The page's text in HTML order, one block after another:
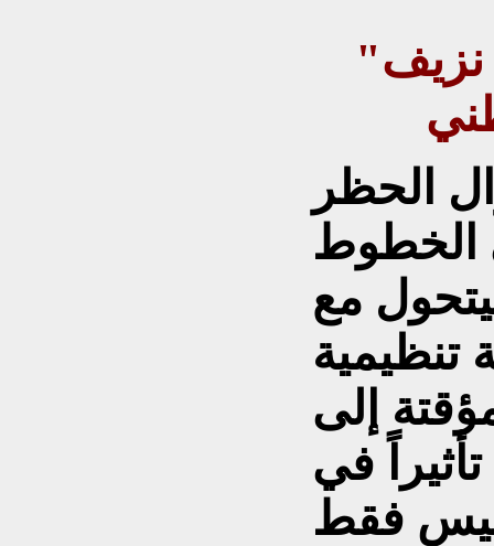
"قراءة اقتصادية في أكبر نزيف
لا يزال الحظر
الخطوط
مع
تنظيمية
إلى
في
ليس فقط